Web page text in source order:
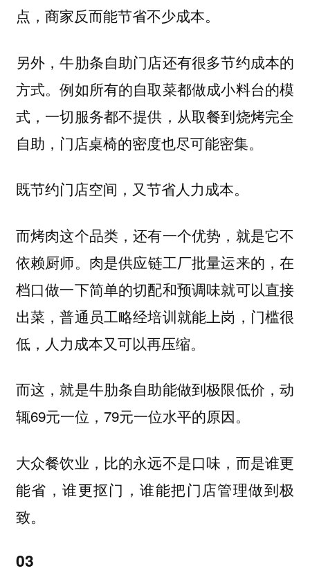
点，商家反而能节省不少成本。
另外，牛肋条自助门店还有很多节约成本的
方式。例如所有的自取菜都做成小料台的模
式，一切服务都不提供，从取餐到烧烤完全
自助，门店桌椅的密度也尽可能密集。
既节约门店空间，又节省人力成本。
而烤肉这个品类，还有一个优势，就是它不
依赖厨师。 肉是供应链工厂批量运来的，在
档口做一下简单的切配和预调味就可以直接
出菜，普通员工略经培训就能上岗，门槛很
低，人力成本又可以再压缩。
而这，就是牛肋条自助能做到极限低价，动
辄69元一位，79元一位水平的原因。
大众餐饮业，比的永远不是口味，而是谁更
能省，谁更抠门，谁能把门店管理做到极
致。
03